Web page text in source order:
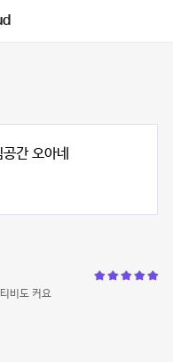
간 오아네
비도 커요